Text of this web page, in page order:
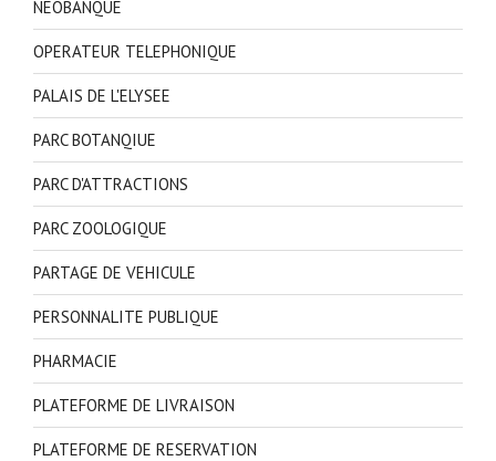
NEOBANQUE
OPERATEUR TELEPHONIQUE
PALAIS DE L'ELYSEE
PARC BOTANQIUE
PARC D'ATTRACTIONS
PARC ZOOLOGIQUE
PARTAGE DE VEHICULE
PERSONNALITE PUBLIQUE
PHARMACIE
PLATEFORME DE LIVRAISON
PLATEFORME DE RESERVATION